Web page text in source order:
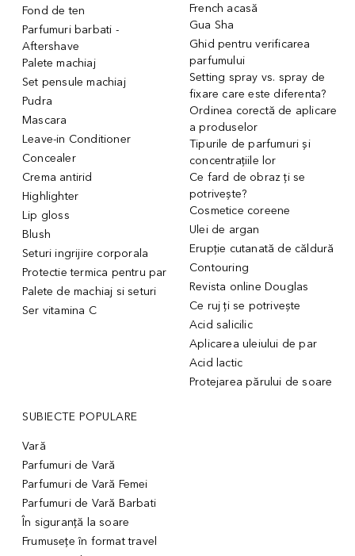
Fond de ten
Parfumuri barbati -
Aftershave
Palete machiaj
Set pensule machiaj
Pudra
Mascara
Leave-in Conditioner
Concealer
Crema antirid
Highlighter
Lip gloss
Blush
Seturi ingrijire corporala
Protectie termica pentru par
Palete de machiaj si seturi
Ser vitamina C
French acasă
Gua Sha
Ghid pentru verificarea
parfumului
Setting spray vs. spray de
fixare care este diferenta?
Ordinea corectă de aplicare
a produselor
Tipurile de parfumuri și
concentrațiile lor
Ce fard de obraz ți se
potrivește?
Cosmetice coreene
Ulei de argan
Erupție cutanată de căldură
Contouring
Revista online Douglas
Ce ruj ți se potrivește
Acid salicilic
Aplicarea uleiului de par
Acid lactic
Protejarea părului de soare
SUBIECTE POPULARE
Vară
Parfumuri de Vară
Parfumuri de Vară Femei
Parfumuri de Vară Barbati
În siguranță la soare
Frumusețe în format travel